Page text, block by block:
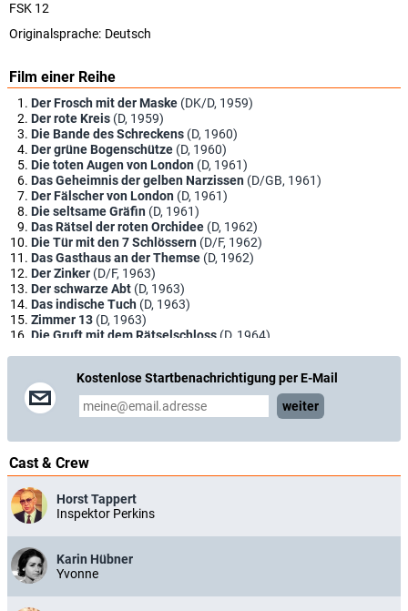
FSK 12
Originalsprache: Deutsch
Film einer Reihe
Der Frosch mit der Maske (DK/D, 1959)
Der rote Kreis (D, 1959)
Die Bande des Schreckens (D, 1960)
Der grüne Bogenschütze (D, 1960)
Die toten Augen von London (D, 1961)
Das Geheimnis der gelben Narzissen (D/GB, 1961)
Der Fälscher von London (D, 1961)
Die seltsame Gräfin (D, 1961)
Das Rätsel der roten Orchidee (D, 1962)
Die Tür mit den 7 Schlössern (D/F, 1962)
Das Gasthaus an der Themse (D, 1962)
Der Zinker (D/F, 1963)
Der schwarze Abt (D, 1963)
Das indische Tuch (D, 1963)
Zimmer 13 (D, 1963)
Die Gruft mit dem Rätselschloss (D, 1964)
Neues vom Hexer(D, 1965)
Der unheimliche Mönch(D, 1965)
Der Bucklige von Soho(D, 1966)
Die blaue Hand(D, 1967)
Der Mönch mit der Peitsche
Der Hund von Blackwood Castle(D, 1967)
Im Banne des Unheimlichen
Der Gorilla von Soho
Der Mann mit dem Glasauge
Das Gesicht im Dunkeln(I/D, 1969)
Die Tote aus der Themse
Das Geheimnis der grünen Stecknadel
Das Rätsel des silbernen Halbmonds
Kostenlose Startbenachrichtigung per E-Mail
weiter
Cast & Crew
Horst Tappert
Inspektor Perkins
Karin Hübner
Yvonne